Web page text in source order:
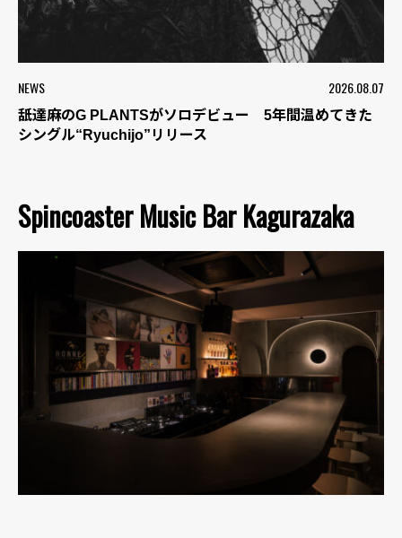
NEWS 2026.08.07
舐達麻のG PLANTSがソロデビュー 5年間温めてきた
シングル“Ryuchijo”リリース
Spincoaster Music Bar Kagurazaka